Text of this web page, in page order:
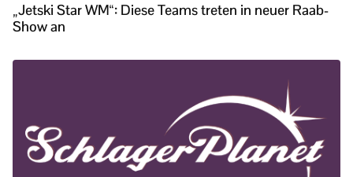
„Jetski Star WM“: Diese Teams treten in neuer Raab-
Show an